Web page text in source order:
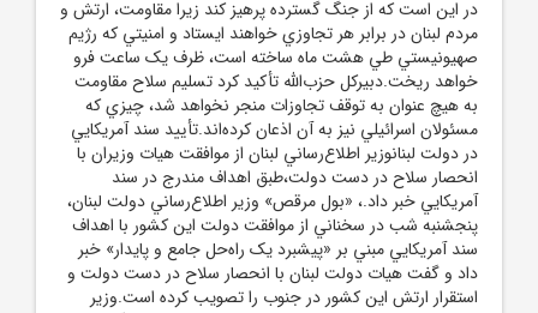
در اين است که از جنگ گسترده پرهيز کند زيرا مقاومت، ارتش و
مردم لبنان در برابر هر تجاوزي خواهند ايستاد و امنيتي که رژيم
صهيونيستي طي هشت ماه ساخته است، ظرف يک ساعت فرو
خواهد ريخت.دبيرکل حزب‌الله تأکيد کرد تسليم سلاح مقاومت
به هيچ عنوان به توقف تجاوزات منجر نخواهد شد، چيزي که
مسئولان اسرائيلي نيز به آن اذعان کرده‌اند.تأييد سند آمريکايي
در دولت لبنانوزير اطلاع‌رساني لبنان از موافقت هيات وزيران با
انحصار سلاح در دست دولت،طبق اهداف مندرج در سند
آمريکايي خبر داد.، «بول مرقص» وزير اطلاع‌رساني دولت لبنان،
پنجشنبه شب در سخناني از موافقت دولت اين کشور با اهداف
سند آمريکايي مبني بر «پيشبرد يک راه‌حل جامع و پايدار» خبر
داد و گفت هيات دولت لبنان با انحصار سلاح در دست دولت و
استقرار ارتش اين کشور در جنوب را تصويب کرده است.وزير